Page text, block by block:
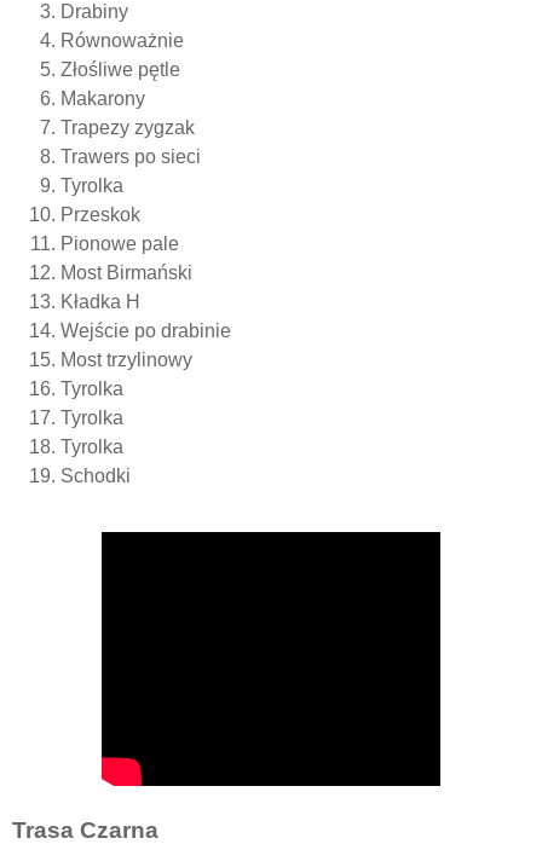
Drabiny
Równoważnie
Złośliwe pętle
Makarony
Trapezy zygzak
Trawers po sieci
Tyrolka
Przeskok
Pionowe pale
Most Birmański
Kładka H
Wejście po drabinie
Most trzylinowy
Tyrolka
Tyrolka
Tyrolka
Schodki
Trasa Czarna